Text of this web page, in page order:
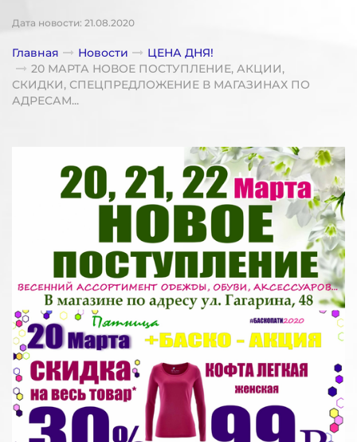
Дата новости: 21.08.2020
Главная Новости
ЦЕНА ДНЯ!
20 МАРТА НОВОЕ ПОСТУПЛЕНИЕ, АКЦИИ,
СКИДКИ, СПЕЦПРЕДЛОЖЕНИЕ В МАГАЗИНАХ ПО
АДРЕСАМ...